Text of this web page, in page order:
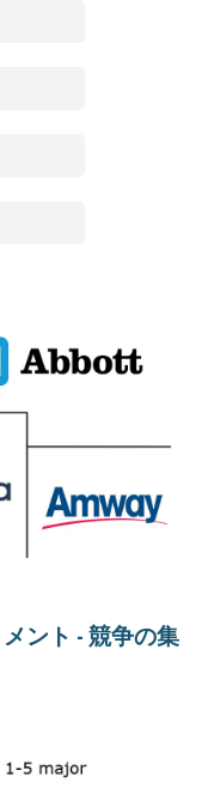
ント - 競争の集